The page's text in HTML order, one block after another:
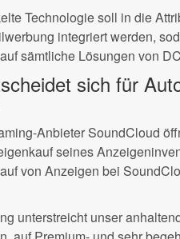
Technologie soll in die
integriert werden,
sämtliche Lösungen von
sich für
Anbieter SoundCloud
seines
von Anzeigen bei
unterstreicht unser